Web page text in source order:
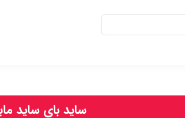
ساید بای ساید